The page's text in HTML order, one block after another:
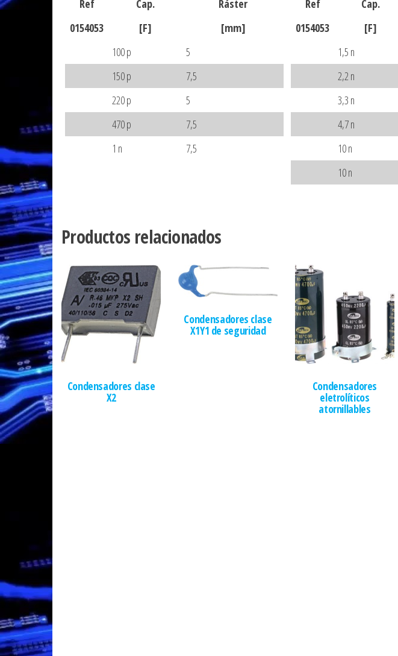
Ref Cap.
Ráster
0154053
[F]
[mm]
100 p
5
150 p
7,5
220 p
5
470 p
7,5
1 n
7,5
Ref Cap.
0154053
[F]
1,5 n
2,2 n
3,3 n
4,7 n
10 n
10 n
Productos relacionados
Condensadores clase
X2
Condensadores clase
X1Y1 de seguridad
Condensadores
eletrolíticos
atornillables